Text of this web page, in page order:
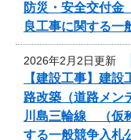
防災・安全交付
良工事に関する一
2026年2月2日更新
【建設工事】建
路改築（道路メン
川島三輪線 （仮
する一般競争入札